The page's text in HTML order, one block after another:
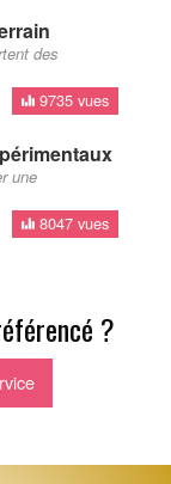
des
9735 vues
une
8047 vues
?